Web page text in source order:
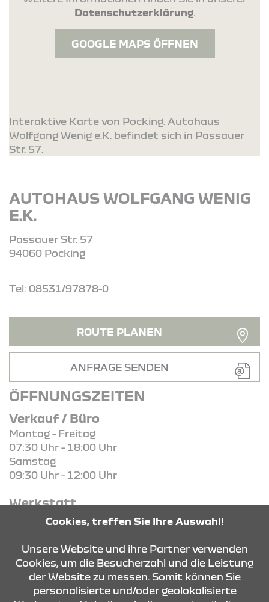
Datenschutzerklärung.
GOOGLE MAPS ÖFFNEN
Interaktive Karte von Pocking. Autohaus
Wolfgang Wenig e.K. befindet sich in Passauer
Str. 57.
AUTOHAUS WOLFGANG WENIG
E.K.
Passauer Str. 57
94060 Pocking
Tel: 08531/97878-0
ROUTE PLANEN
ANFRAGE SENDEN
ÖFFNUNGSZEITEN
Verkauf / Büro
Montag - Freitag
07:30 Uhr - 18:00 Uhr
Samstag
09:30 Uhr - 12:00 Uhr
Werkstatt
Montag - Freitag
13:00 - 17:00 Uhr
KONTAKT & ANFAHRT
Cookies, treffen Sie Ihre Auswahl!
Unsere Website und ihre Partner verwenden
Cookies, um die Besucherzahl und die Leistung
der Website zu messen. Somit können Sie
personalisierte und/oder geolokalisierte